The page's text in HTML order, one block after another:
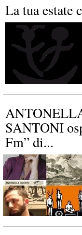
La tua estate
SANTONI
Fm” di...